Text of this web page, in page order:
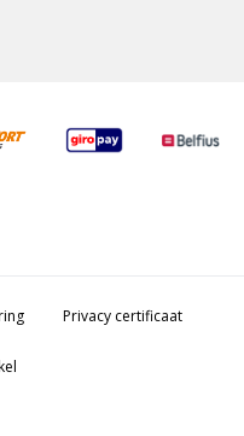
Privacy certificaat